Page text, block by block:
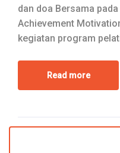
dan doa Bersama
Achievement
kegiatan program
Read more